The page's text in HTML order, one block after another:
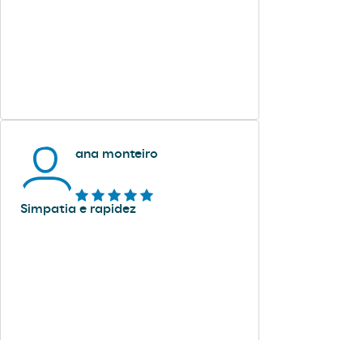
ana monteiro
Simpatia e rapidez